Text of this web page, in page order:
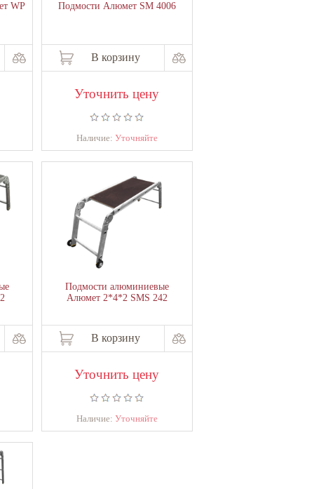
WP
Подмости Алюмет SM 4006
В корзину
Уточнить цену
Наличие:Уточняйте
Подмости алюминиевые
Алюмет 2*4*2 SMS 242
В корзину
Уточнить цену
Наличие:Уточняйте